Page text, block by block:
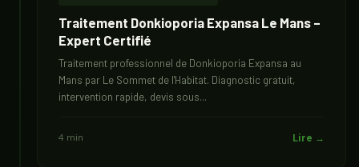
Traitement Donkioporia Expansa Le Mans –
Expert Certifié
Traitement professionnel de Donkioporia Expansa au
Mans par Le Sommet de l'Habitat. Diagnostic gratuit,
intervention rapide, devis sous...
4 min Lire →